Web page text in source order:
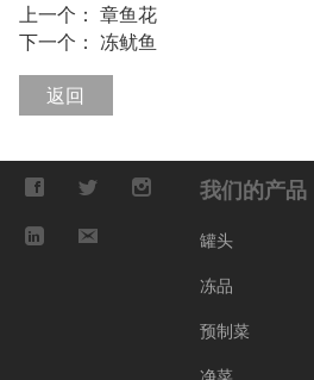
上一个： 章鱼花
下一个： 冻鱿鱼
返回
我们的产品
罐头
冻品
预制菜